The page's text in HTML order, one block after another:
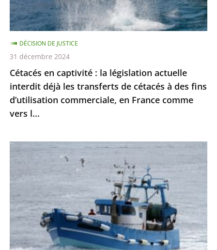
interdit
déjà
les
transferts
de
cétacés
à
des
fins
commerciale,
en
comme
vers
l...
Cétacés en captivité : la législation actuelle
interdit déjà les transferts de cétacés à des fins
d’utilisation commerciale, en France comme
vers l...
DÉCISION DE JUSTICE
31 décembre 2024
Protection
des
dauphins
des
marsouins
le